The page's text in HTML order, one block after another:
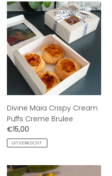
Divine
Maia
Crispy
Cream
Puffs
Creme
Brulee
Divine Maia Crispy Cream
Puffs Creme Brulee
Normale
prijs
€15,00
UITVERKOCHT
Divine